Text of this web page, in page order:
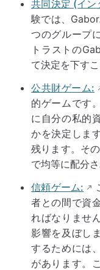
共同決定 (イン
験では、
つのグループ
トラストの
て決定を下す
公共財ゲーム:
的ゲームです
に自分の私的
かを決定しま
残ります。そ
で均等に配分さ
信頼ゲーム:
者との間で資
ればなりませ
影響を及ぼし
するためには
があります。